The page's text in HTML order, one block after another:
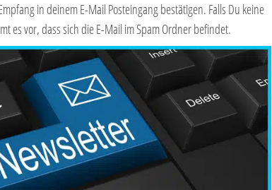
in deinem E-Mail Posteingang bestätigen. Falls Du keine
es vor, dass sich die E-Mail im Spam Ordner befindet.